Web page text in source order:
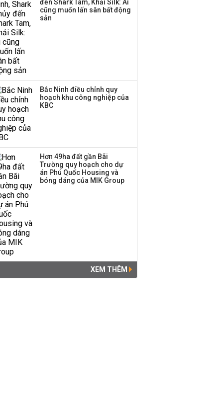
Thị trường thường
đến Shark Tam, Khải Silk: Ai
cũng muốn lấn sân bất động
sản
Bắc Ninh điều chỉnh quy
hoạch khu công nghiệp của
KBC
Hơn 49ha đất gần Bãi
Trường quy hoạch cho dự
án Phú Quốc Housing và
bóng dáng của MIK Group
XEM THÊM